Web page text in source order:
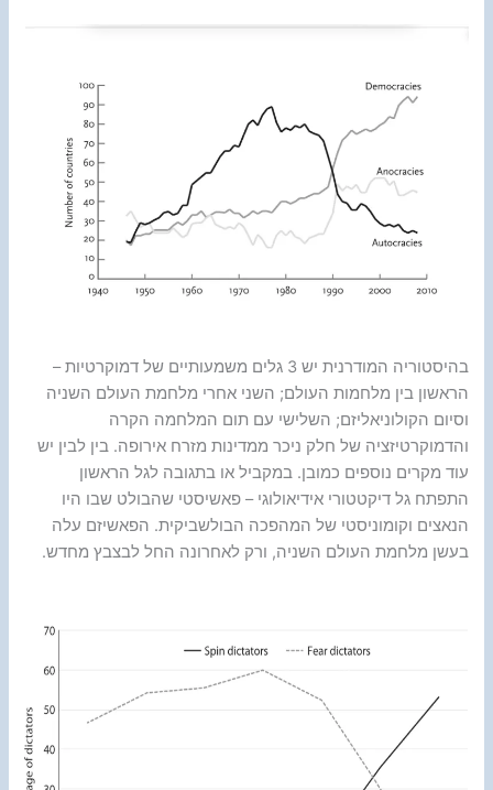
בהיסטוריה המודרנית יש 3 גלים משמעותיים של דמוקרטיות –
הראשון בין מלחמות העולם; השני אחרי מלחמת העולם השניה
וסיום הקולוניאליזם; השלישי עם תום המלחמה הקרה
והדמוקרטיזציה של חלק ניכר ממדינות מזרח אירופה. בין לבין יש
עוד מקרים נוספים כמובן. במקביל או בתגובה לגל הראשון
התפתח גל דיקטטורי אידיאולוגי – פאשיסטי שהבולט שבו היו
הנאצים וקומוניסטי של המהפכה הבולשביקית. הפאשיזם עלה
בעשן מלחמת העולם השניה, ורק לאחרונה החל לבצבץ מחדש.